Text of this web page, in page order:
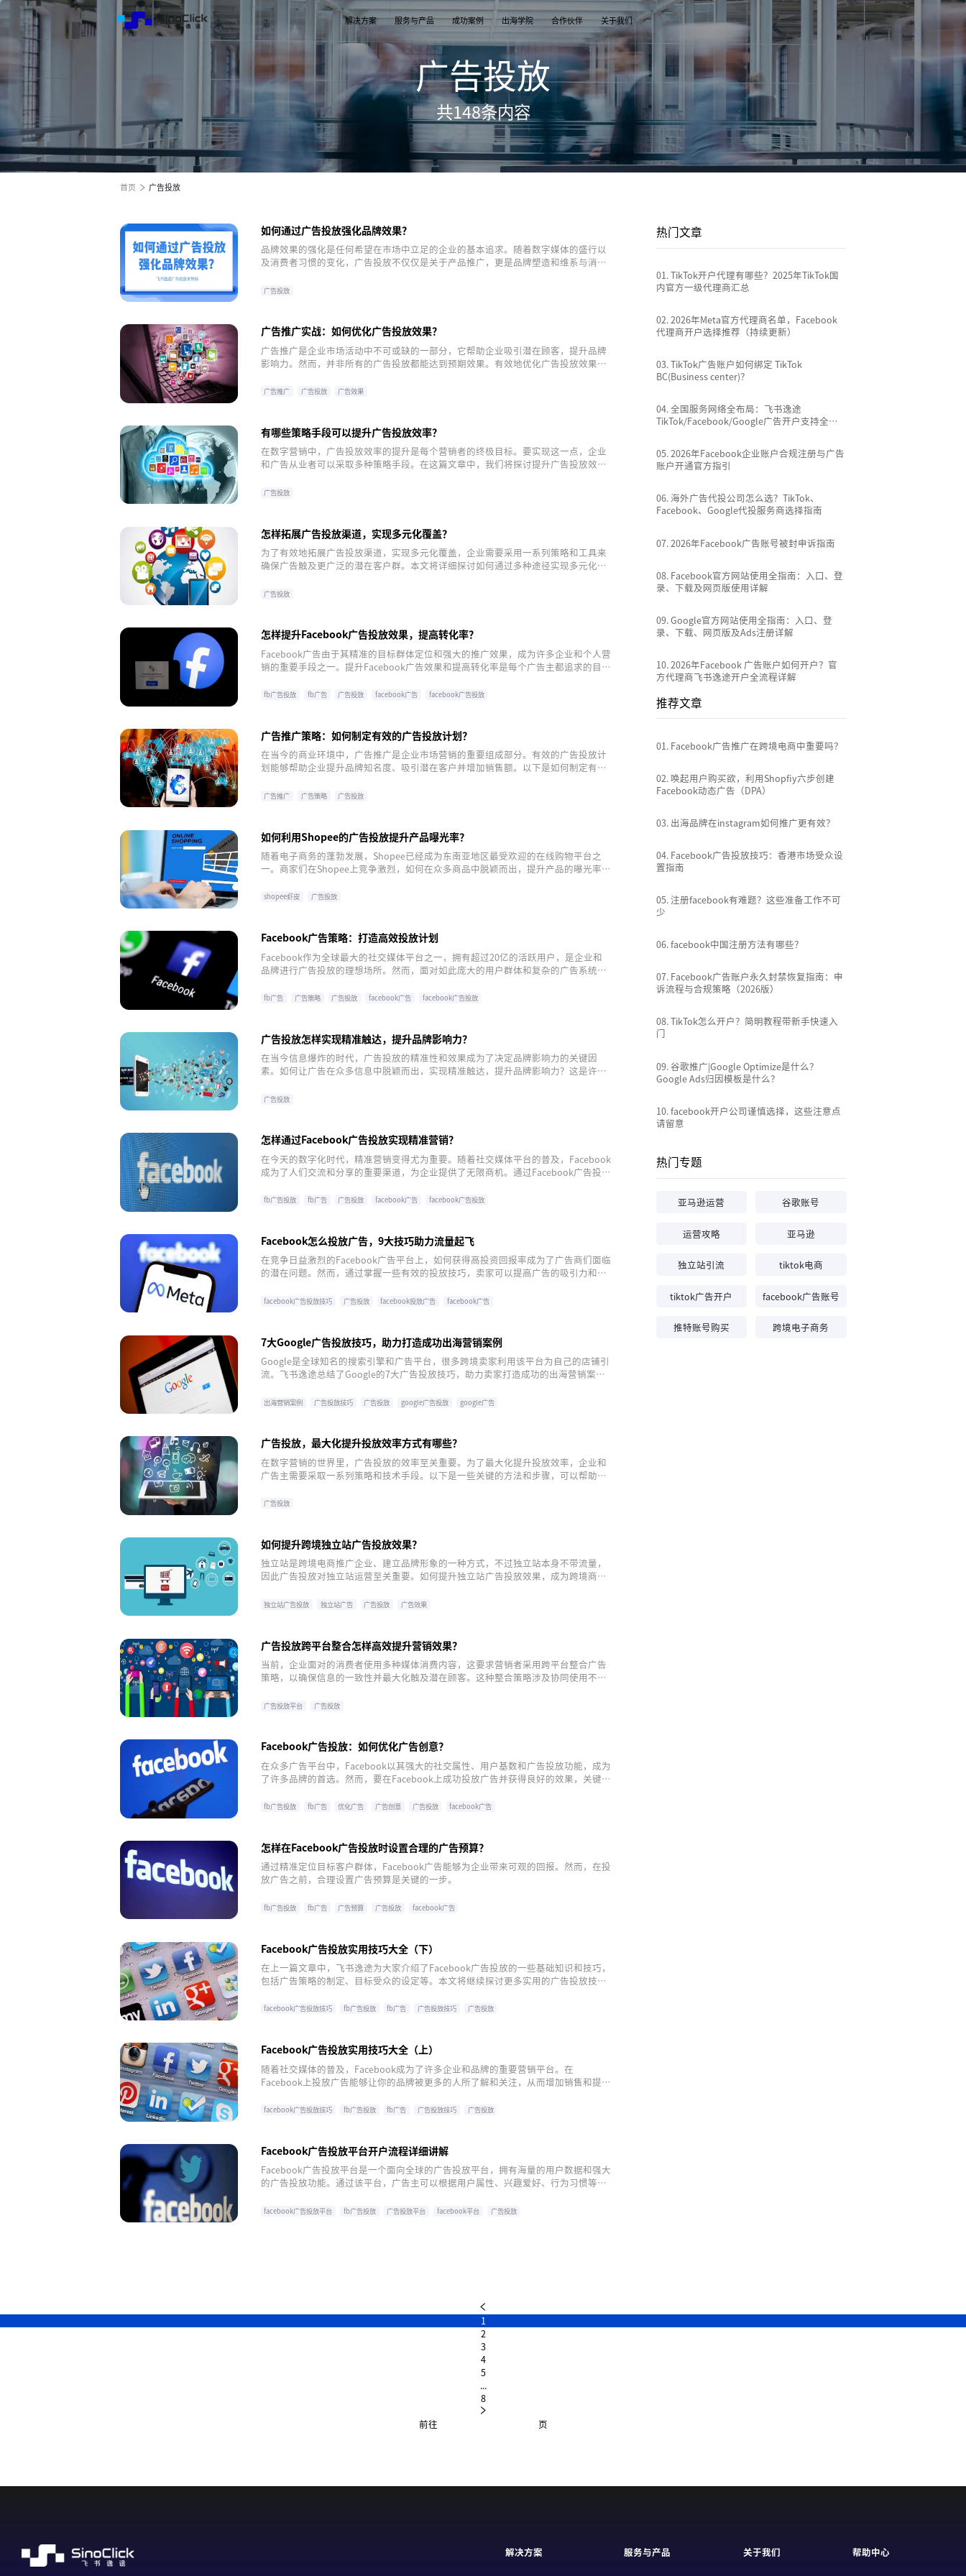
解决方案 服务与产品 成功案例 出海学院 合作伙伴 关于我们
跨境电商全渠道效果营销
TikTok Shop
从商店创建，到策划广告投放和达人营销利用创
意和达人实现TikTok爆炸性增长
独立站
用个性化独立站高效承接兴趣流量跑通从拉新到
复购的私域增长飞轮
通过关键词策略、平台广告优化和流量加权撬动
跨境电商全渠道效果营销
出海培训
TikTok Shop课程 | 独立站课程 | 亚马逊课程
开店/建站
TikTok Shop开店 | Shopify建站 | 亚马逊开店 1v1投放顾问 | AI智能投放 | 海外广告代投
达人营销 媒介采买 全链路代运营
跨境电商全渠道效果营销
品牌介绍
飞书逸途，成长型跨境电商运营解决方案
品牌新闻
公司及品牌最新业务发展动态 跨境电商行业热点新闻消息
行业报告
广告投放
共148条内容
首页 广告投放
如何通过广告投放强化品牌效果？
品牌效果的强化是任何希望在市场中立足的企业的基本追求。随着数字媒体的盛行以
及消费者习惯的变化，广告投放不仅仅是关于产品推广，更是品牌塑造和维系与消费
广告投放
广告推广实战：如何优化广告投放效果？
广告推广是企业市场活动中不可或缺的一部分，它帮助企业吸引潜在顾客，提升品牌
影响力。然而，并非所有的广告投放都能达到预期效果。有效地优化广告投放效果，
更好的投放效果。
广告推广 广告投放 广告效果
有哪些策略手段可以提升广告投放效率？
在数字营销中，广告投放效率的提升是每个营销者的终极目标。要实现这一点，企业
和广告从业者可以采取多种策略手段。在这篇文章中，我们将探讨提升广告投放效率
广告投放
怎样拓展广告投放渠道，实现多元化覆盖？
为了有效地拓展广告投放渠道，实现多元化覆盖，企业需要采用一系列策略和工具来
确保广告触及更广泛的潜在客户群。本文将详细探讨如何通过多种途径实现多元化的
广告投放
怎样提升Facebook广告投放效果，提高转化率？
Facebook广告由于其精准的目标群体定位和强大的推广效果，成为许多企业和个人营
销的重要手段之一。提升Facebook广告效果和提高转化率是每个广告主都追求的目
率。
fb广告投放 fb广告 广告投放 facebook广告
facebook广告投放
广告推广策略：如何制定有效的广告投放计划？
在当今的商业环境中，广告推广是企业市场营销的重要组成部分。有效的广告投放计
划能够帮助企业提升品牌知名度、吸引潜在客户并增加销售额。以下是如何制定有效
广告推广 广告策略 广告投放
如何利用Shopee的广告投放提升产品曝光率？
随着电子商务的蓬勃发展，Shopee已经成为东南亚地区最受欢迎的在线购物平台之
一。商家们在Shopee上竞争激烈，如何在众多商品中脱颖而出，提升产品的曝光率，
曝光率。
shopee虾皮 广告投放
Facebook广告策略：打造高效投放计划
Facebook作为全球最大的社交媒体平台之一，拥有超过20亿的活跃用户，是企业和
品牌进行广告投放的理想场所。然而，面对如此庞大的用户群体和复杂的广告系统，
提供一系列策略，帮助您构建更有效的Facebook广告计划。
fb广告 广告策略 广告投放 facebook广告
facebook广告投放
广告投放怎样实现精准触达，提升品牌影响力？
在当今信息爆炸的时代，广告投放的精准性和效果成为了决定品牌影响力的关键因
素。如何让广告在众多信息中脱颖而出，实现精准触达，提升品牌影响力？这是许多
广告投放
怎样通过Facebook广告投放实现精准营销？
在今天的数字化时代，精准营销变得尤为重要。随着社交媒体平台的普及，Facebook
成为了人们交流和分享的重要渠道，为企业提供了无限商机。通过Facebook广告投
过Facebook广告投放实现精准营销。
fb广告投放 fb广告 广告投放 facebook广告
facebook广告投放
Facebook怎么投放广告，9大技巧助力流量起飞
在竞争日益激烈的Facebook广告平台上，如何获得高投资回报率成为了广告商们面临
的潜在问题。然而，通过掌握一些有效的投放技巧，卖家可以提高广告的吸引力和转
结了9大技巧供跨境卖家参考。
facebook广告投放技巧 广告投放 facebook投放广告
facebook广告
7大Google广告投放技巧，助力打造成功出海营销案例
Google是全球知名的搜索引擎和广告平台，很多跨境卖家利用该平台为自己的店铺引
流。飞书逸途总结了Google的7大广告投放技巧，助力卖家打造成功的出海营销案
出海营销案例 广告投放技巧 广告投放 google广告投放
google广告
广告投放，最大化提升投放效率方式有哪些？
在数字营销的世界里，广告投放的效率至关重要。为了最大化提升投放效率，企业和
广告主需要采取一系列策略和技术手段。以下是一些关键的方法和步骤，可以帮助广
广告投放
如何提升跨境独立站广告投放效果？
独立站是跨境电商推广企业、建立品牌形象的一种方式，不过独立站本身不带流量，
因此广告投放对独立站运营至关重要。如何提升独立站广告投放效果，成为跨境商家
独立站广告投放 独立站广告 广告投放 广告效果
广告投放跨平台整合怎样高效提升营销效果？
当前，企业面对的消费者使用多种媒体消费内容，这要求营销者采用跨平台整合广告
策略，以确保信息的一致性并最大化触及潜在顾客。这种整合策略涉及协同使用不同
效提升营销效果。
广告投放平台 广告投放
Facebook广告投放：如何优化广告创意？
在众多广告平台中，Facebook以其强大的社交属性、用户基数和广告投放功能，成为
了许多品牌的首选。然而，要在Facebook上成功投放广告并获得良好的效果，关键在
fb广告投放 fb广告 优化广告 广告创意 广告投放
facebook广告
怎样在Facebook广告投放时设置合理的广告预算？
通过精准定位目标客户群体，Facebook广告能够为企业带来可观的回报。然而，在投
放广告之前，合理设置广告预算是关键的一步。
fb广告投放 fb广告 广告预算 广告投放
facebook广告
Facebook广告投放实用技巧大全（下）
在上一篇文章中，飞书逸途为大家介绍了Facebook广告投放的一些基础知识和技巧，
包括广告策略的制定、目标受众的设定等。本文将继续探讨更多实用的广告投放技
facebook广告投放技巧 fb广告投放 fb广告 广告投放技巧
广告投放
Facebook广告投放实用技巧大全（上）
随着社交媒体的普及，Facebook成为了许多企业和品牌的重要营销平台。在
Facebook上投放广告能够让你的品牌被更多的人所了解和关注，从而增加销售和提升
Facebook广告投放实用技巧，帮助你提升广告效果。
facebook广告投放技巧 fb广告投放 fb广告 广告投放技巧
广告投放
Facebook广告投放平台开户流程详细讲解
Facebook广告投放平台是一个面向全球的广告投放平台，拥有海量的用户数据和强大
的广告投放功能。通过该平台，广告主可以根据用户属性、兴趣爱好、行为习惯等信
facebook广告投放平台 fb广告投放 广告投放平台 facebook平台
广告投放
热门文章
01.TikTok开户代理有哪些？2025年TikTok国
内官方一级代理商汇总
02.2026年Meta官方代理商名单，Facebook
代理商开户选择推荐（持续更新）
03.TikTok广告账户如何绑定 TikTok
BC(Business center)？
04.全国服务网络全布局：飞书逸途
TikTok/Facebook/Google广告开户支持全国
05.2026年Facebook企业账户合规注册与广告
账户开通官方指引
06.海外广告代投公司怎么选？TikTok、
Facebook、Google代投服务商选择指南
07.2026年Facebook广告账号被封申诉指南
08. Facebook官方网站使用全指南：入口、登
录、下载及网页版使用详解
09.Google官方网站使用全指南：入口、登
录、下载、网页版及Ads注册详解
10.2026年Facebook 广告账户如何开户？官
方代理商飞书逸途开户全流程详解
推荐文章
01. Facebook广告推广在跨境电商中重要吗？
02. 唤起用户购买欲，利用Shopfiy六步创建
Facebook动态广告（DPA）
03. 出海品牌在instagram如何推广更有效？
04. Facebook广告投放技巧：香港市场受众设
置指南
05. 注册facebook有难题？这些准备工作不可
少
06.facebook中国注册方法有哪些？
07. Facebook广告账户永久封禁恢复指南：申
诉流程与合规策略（2026版）
08.TikTok怎么开户？简明教程带新手快速入
门
09.谷歌推广|Google Optimize是什么？
Google Ads归因模板是什么？
10.facebook开户公司谨慎选择，这些注意点
请留意
热门专题
亚马逊运营 谷歌账号
运营攻略 亚马逊
独立站引流 tiktok电商
tiktok广告开户 facebook广告账号
推特账号购买 跨境电子商务
1
2
3
4
5
...
8
前往
页
帮助中心
关于我们
服务与产品
解决方案